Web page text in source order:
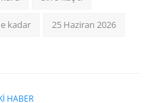
kadar 25 Haziran 2026
HABER